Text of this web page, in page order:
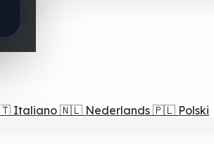
Italiano 🇳🇱 Nederlands 🇵🇱 Polski